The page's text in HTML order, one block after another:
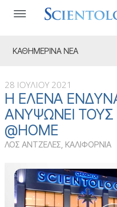
ΚΑΘΗΜΕΡΙΝΑ ΝΕΑ
28 ΙΟΥΛΙΟΥ 2021
Η ΕΛΈΝΑ
ΑΝΥΨΏΝΕΙ
@HOME
ΛΟΣ ΑΝΤΖΕΛΕΣ, ΚΑΛΙΦΟΡΝΙΑ